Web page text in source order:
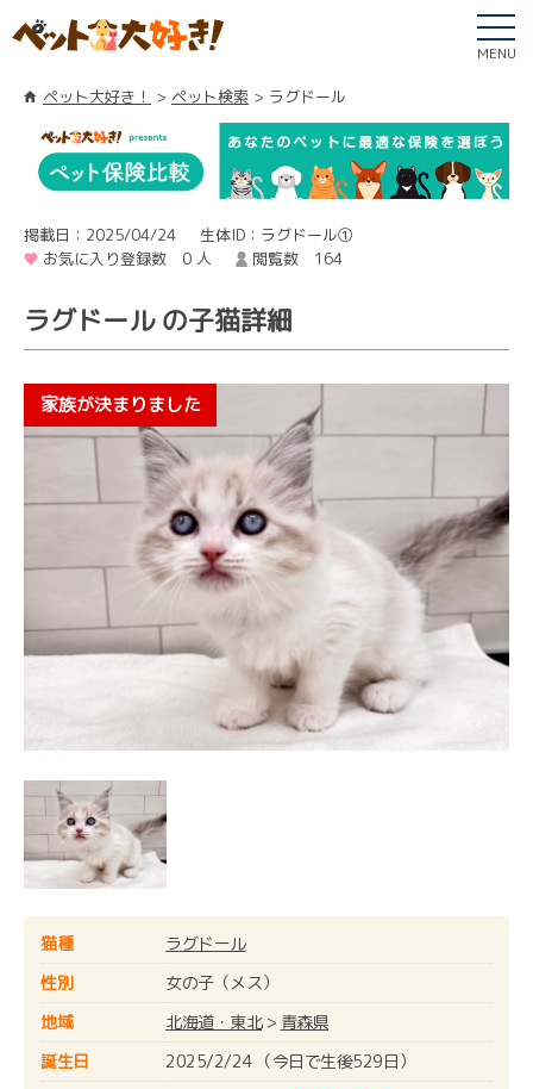
MENU
ペット大好き！ ペット検索 ラグドール
掲載日：2025/04/24
生体ID：ラグドール①
お気に入り登録数 0 人
閲覧数 164
ラグドール の子猫詳細
猫種
ラグドール
性別
女の子（メス）
地域
北海道・東北> 青森県
誕生日
2025/2/24 （今日で生後529日）